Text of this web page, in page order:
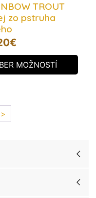
TROUT
zo pstruha
€
MOŽNOSTÍ
>